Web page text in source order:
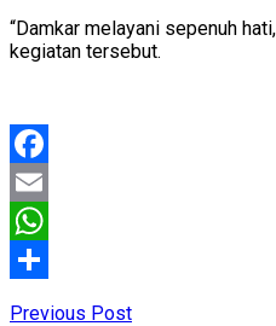
“Damkar melayani sepenuh
kegiatan tersebut.
Facebook
Email
WhatsApp
Previous Post